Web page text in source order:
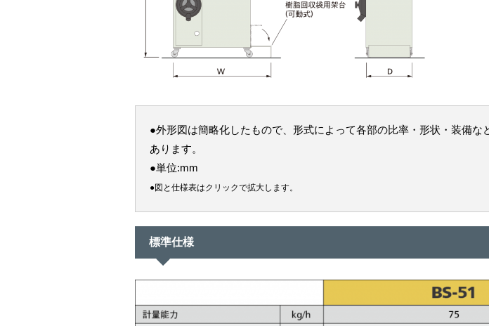
●外形図は簡略化したもので、形式によって各部の比率・形状・装備な
あります。
●単位:mm
●図と仕様表はクリックで拡大します。
標準仕様